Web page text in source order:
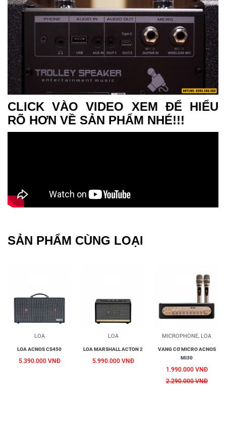
CLICK VÀO VIDEO XEM ĐỂ HIỂU
RÕ HƠN VỀ SẢN PHẨM NHÉ!!!
SẢN PHẨM CÙNG LOẠI
LOA
LOA ACNOS CS450
5.390.000 VNĐ
LOA
LOA MARSHALL ACTON 2
5.990.000 VNĐ
MICROPHONE, LOA
VANG CƠ MICRO ACNOS
MI30
1.990.000 VNĐ
2.290.000 VNĐ